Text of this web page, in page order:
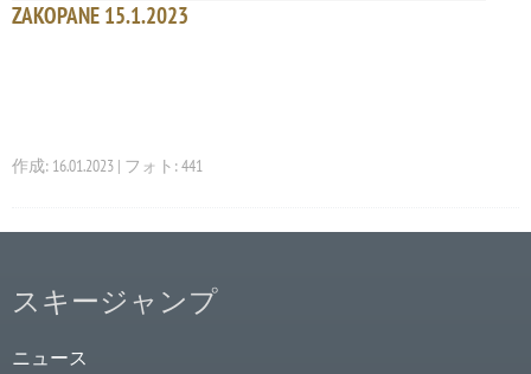
ZAKOPANE 15.1.2023
作成: 16.01.2023 | フォト: 441
スキージャンプ
ニュース